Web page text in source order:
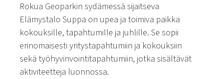
Rokua Geoparkin sydämessä sijaitseva
Elämystalo Suppa on upea ja toimiva paikka
kokouksille, tapahtumille ja juhlille. Se sopii
erinomaisesti yritystapahtumiin ja kokouksiin
sekä työhyvinvointitapahtumiin, jotka sisältävät
aktiviteetteja luonnossa.